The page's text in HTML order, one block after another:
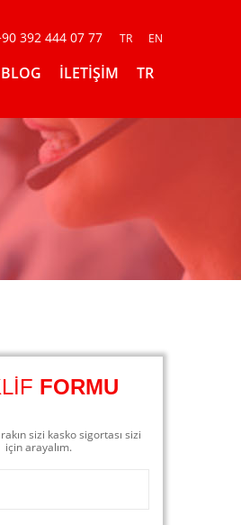
392 444 07 77 TR EN
BLOG İLETİŞİM TR
FORMU
sizi kasko sigortası sizi
için arayalım.